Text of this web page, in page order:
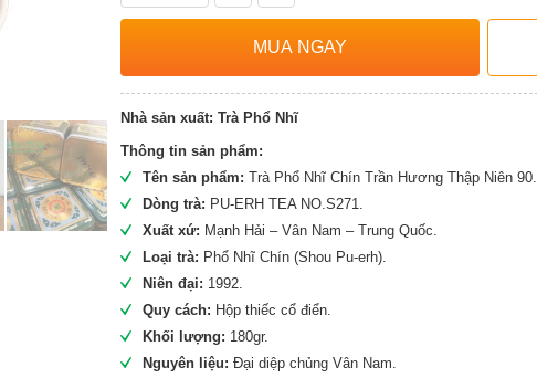
Nhà sản xuất: Trà Phổ Nhĩ
Thông tin sản phẩm:
Tên sản phẩm: Trà Phổ Nhĩ Chín Trần Hương Thập Niên 90.
Dòng trà: PU-ERH TEA NO.S271.
Xuất xứ: Mạnh Hải – Vân Nam – Trung Quốc.
Loại trà: Phổ Nhĩ Chín (Shou Pu-erh).
Niên đại: 1992.
Quy cách: Hộp thiếc cổ điển.
Khối lượng: 180gr.
Nguyên liệu: Đại diệp chủng Vân Nam.